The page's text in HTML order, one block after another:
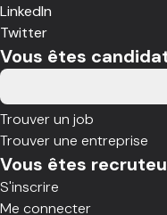
LinkedIn
Twitter
Vous êtes
Trouver un job
Trouver une entreprise
Vous êtes
S'inscrire
Me connecter